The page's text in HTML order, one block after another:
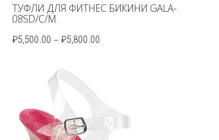
ТУФЛИ ДЛЯ ФИТНЕС БИКИНИ GALA-
08SD/C/M
₽5,500.00 – ₽5,800.00